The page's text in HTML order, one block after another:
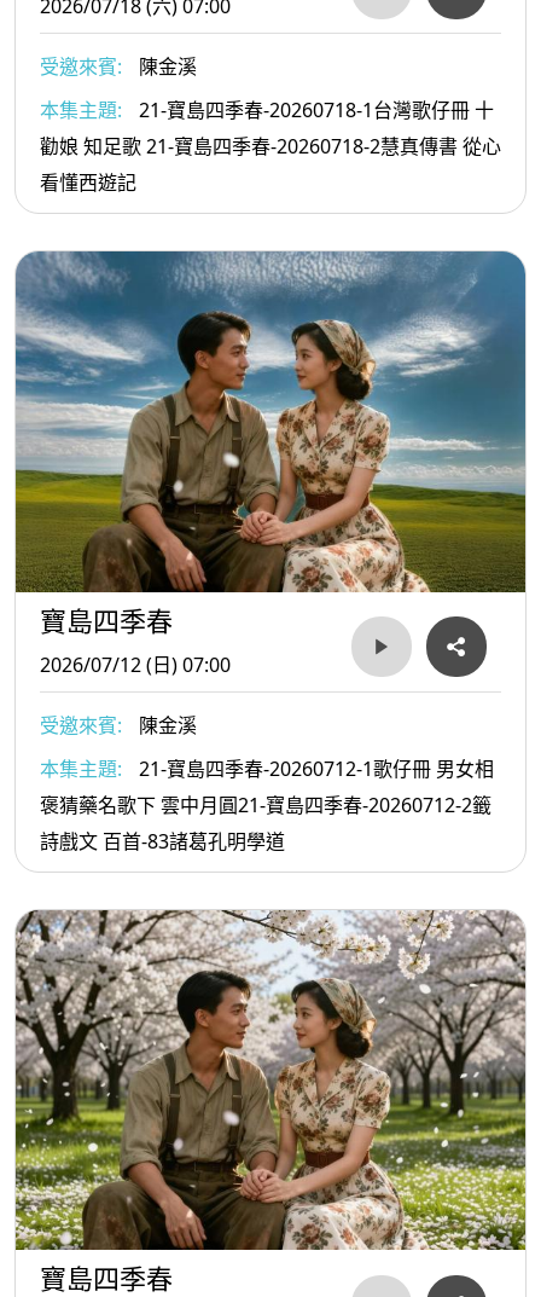
2026/07/18 (六) 07:00
受邀來賓:
陳金溪
本集主題:
21-寶島四季春-20260718-1台灣歌仔冊 十
勸娘 知足歌 21-寶島四季春-20260718-2慧真傳書 從心
看懂西遊記
寶島四季春
2026/07/12 (日) 07:00
受邀來賓:
陳金溪
本集主題:
21-寶島四季春-20260712-1歌仔冊 男女相
褒猜藥名歌下 雲中月圓21-寶島四季春-20260712-2籤
詩戲文 百首-83諸葛孔明學道
寶島四季春